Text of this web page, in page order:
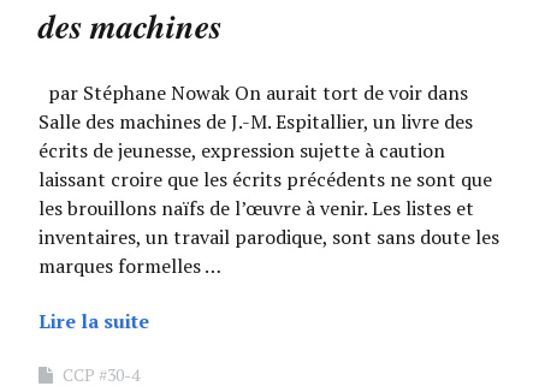
des machines
par Stéphane Nowak On aurait tort de voir dans
Salle des machines de J.-M. Espitallier, un livre des
écrits de jeunesse, expression sujette à caution
laissant croire que les écrits précédents ne sont que
les brouillons naïfs de l’œuvre à venir. Les listes et
inventaires, un travail parodique, sont sans doute les
marques formelles …
Lire la suite
CCP #30-4